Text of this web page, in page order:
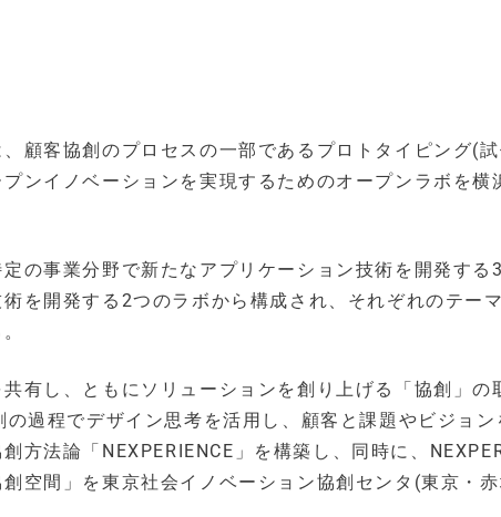
顧客協創のプロセスの一部であるプロトタイピング(
ンイノベーションを実現するためのオープンラボを
の事業分野で新たなアプリケーション技術を開発する
を開発する2つのラボから構成され、それぞれのテー
有し、ともにソリューションを創り上げる「協創」
過程でデザイン思考を活用し、顧客と課題やビジョ
方法論「NEXPERIENCE」を構築し、同時に、
空間」を東京社会イノベーション協創センタ(東京・赤